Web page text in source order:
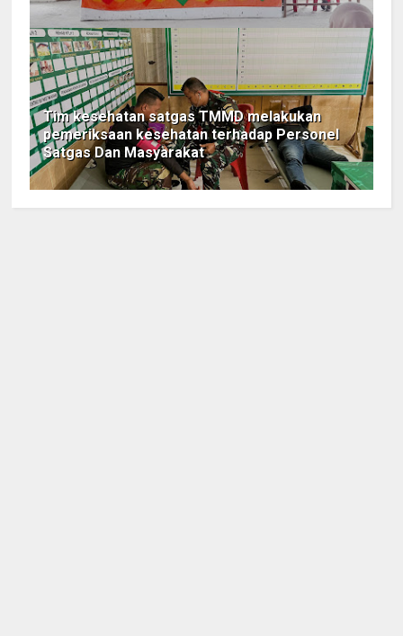
Tim kesehatan satgas TMMD melakukan
pemeriksaan kesehatan terhadap Personel
Satgas Dan Masyarakat